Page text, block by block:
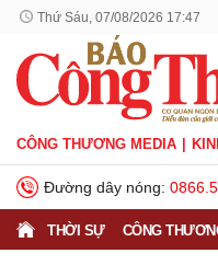
Thứ Sáu, 07/08/2026 17:47
CÔNG THƯƠNG MEDIA
Đường dây nóng:
THỜI SỰ CÔNG